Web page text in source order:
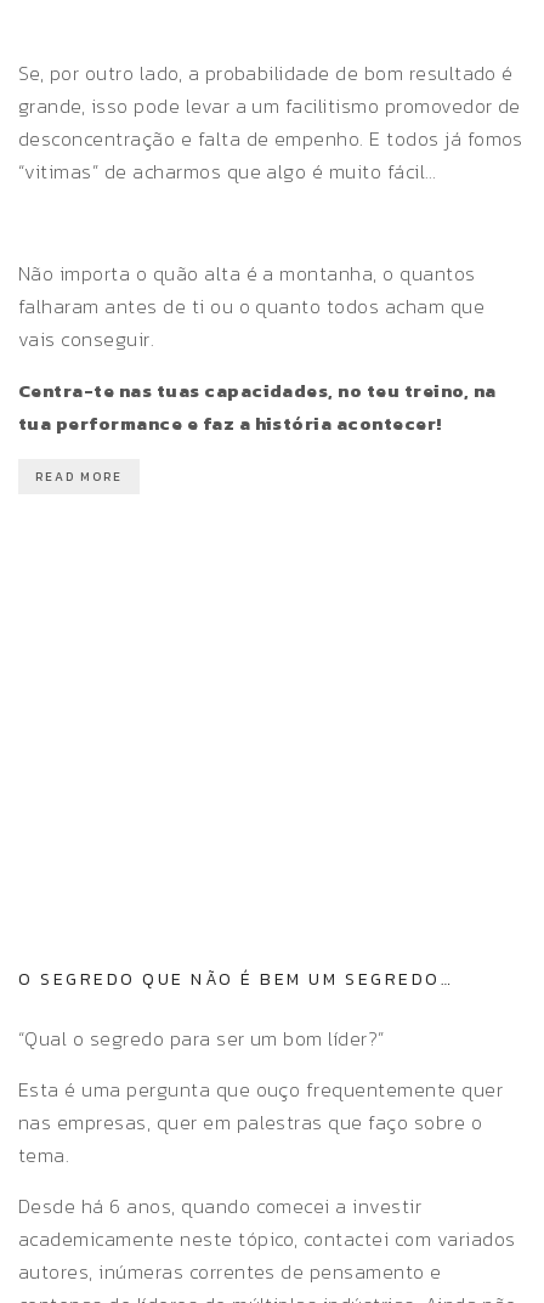
Se, por outro lado, a probabilidade de bom resultado é
grande, isso pode levar a um facilitismo promovedor de
desconcentração e falta de empenho. E todos já fomos
“vitimas” de acharmos que algo é muito fácil…
Não importa o quão alta é a montanha, o quantos
falharam antes de ti ou o quanto todos acham que
vais conseguir.
Centra-te nas tuas capacidades, no teu treino, na
tua performance e faz a história acontecer!
READ MORE
O SEGREDO QUE NÃO É BEM UM SEGREDO…
“Qual o segredo para ser um bom líder?”
Esta é uma pergunta que ouço frequentemente quer
nas empresas, quer em palestras que faço sobre o
tema.
Desde há 6 anos, quando comecei a investir
academicamente neste tópico, contactei com variados
autores, inúmeras correntes de pensamento e